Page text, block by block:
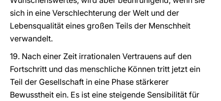
sich in eine Verschlechterung der Welt und der
Lebensqualität eines großen Teils der Menschheit
verwandelt.
19. Nach einer Zeit irrationalen Vertrauens auf den
Fortschritt und das menschliche Können tritt jetzt ein
Teil der Gesellschaft in eine Phase stärkerer
Bewusstheit ein. Es ist eine steigende Sensibilität für